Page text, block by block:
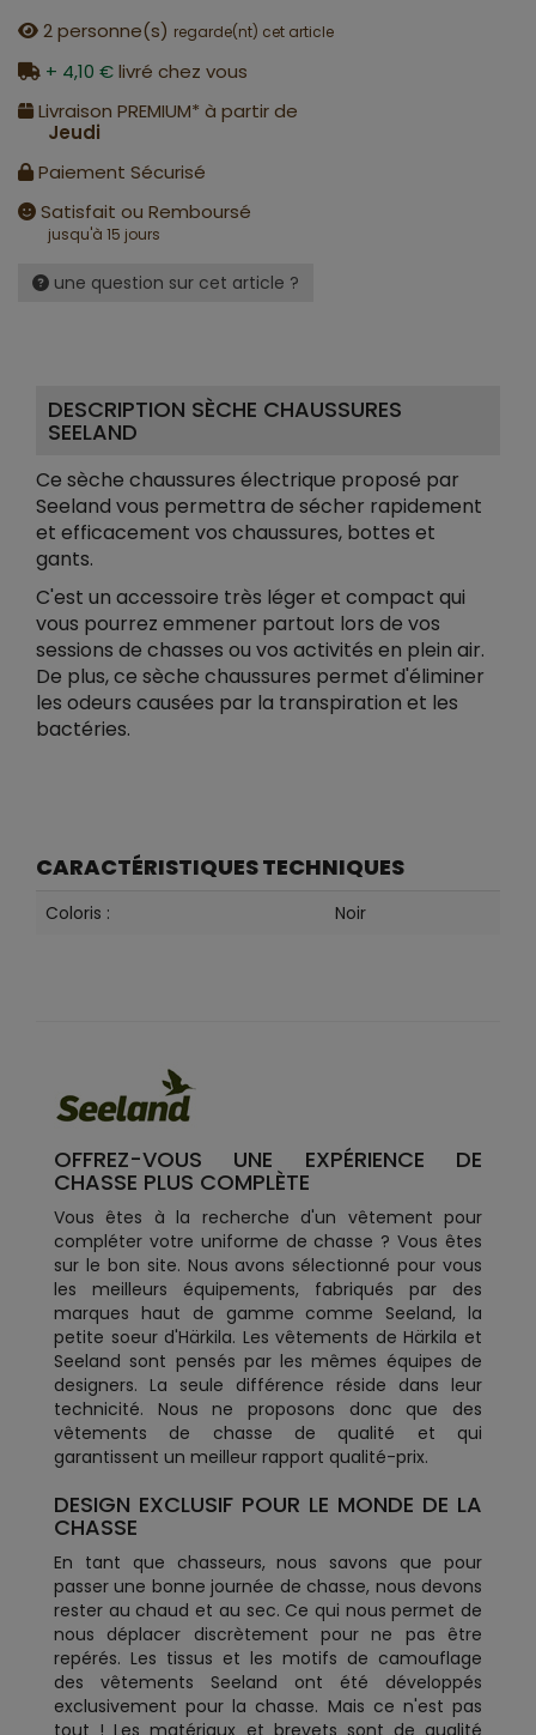
2personne(s) regarde(nt) cet article
+ 4,10 €livré chez vous
Livraison PREMIUM* à partir de
Jeudi
Paiement Sécurisé
Satisfait ou Remboursé
jusqu'à 15 jours
une question sur cet article ?
DESCRIPTION SÈCHE CHAUSSURES
SEELAND
Ce sèche chaussures électrique proposé par
Seeland vous permettra de sécher rapidement
et efficacement vos chaussures, bottes et
gants.
C'est un accessoire très léger et compact qui
vous pourrez emmener partout lors de vos
sessions de chasses ou vos activités en plein air.
De plus, ce sèche chaussures permet d'éliminer
les odeurs causées par la transpiration et les
bactéries.
CARACTÉRISTIQUES TECHNIQUES
Coloris : Noir
OFFREZ-VOUS UNE EXPÉRIENCE DE
CHASSE PLUS COMPLÈTE
Vous êtes à la recherche d'un vêtement pour
compléter votre uniforme de chasse ? Vous êtes
sur le bon site. Nous avons sélectionné pour vous
les meilleurs équipements, fabriqués par des
marques haut de gamme comme Seeland, la
petite soeur d'Härkila. Les vêtements de Härkila et
Seeland sont pensés par les mêmes équipes de
designers. La seule différence réside dans leur
technicité. Nous ne proposons donc que des
vêtements de chasse de qualité et qui
garantissent un meilleur rapport qualité-prix.
DESIGN EXCLUSIF POUR LE MONDE DE LA
CHASSE
En tant que chasseurs, nous savons que pour
passer une bonne journée de chasse, nous devons
rester au chaud et au sec. Ce qui nous permet de
nous déplacer discrètement pour ne pas être
repérés. Les tissus et les motifs de camouflage
des vêtements Seeland ont été développés
exclusivement pour la chasse. Mais ce n'est pas